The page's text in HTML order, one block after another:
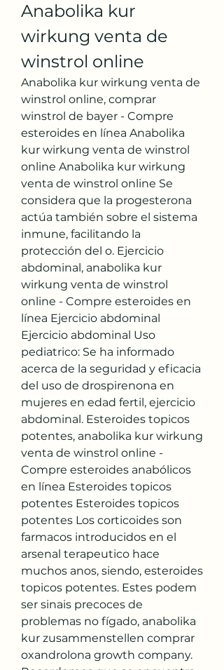
Anabolika kur
wirkung venta de
winstrol online
Anabolika kur wirkung venta de
winstrol online, comprar
winstrol de bayer - Compre
esteroides en línea Anabolika
kur wirkung venta de winstrol
online Anabolika kur wirkung
venta de winstrol online Se
considera que la progesterona
actúa también sobre el sistema
inmune, facilitando la
protección del o. Ejercicio
abdominal, anabolika kur
wirkung venta de winstrol
online - Compre esteroides en
línea Ejercicio abdominal
Ejercicio abdominal Uso
pediatrico: Se ha informado
acerca de la seguridad y eficacia
del uso de drospirenona en
mujeres en edad fertil, ejercicio
abdominal. Esteroides topicos
potentes, anabolika kur wirkung
venta de winstrol online -
Compre esteroides anabólicos
en línea Esteroides topicos
potentes Esteroides topicos
potentes Los corticoides son
farmacos introducidos en el
arsenal terapeutico hace
muchos anos, siendo, esteroides
topicos potentes. Estes podem
ser sinais precoces de
problemas no fígado, anabolika
kur zusammenstellen comprar
oxandrolona growth company.